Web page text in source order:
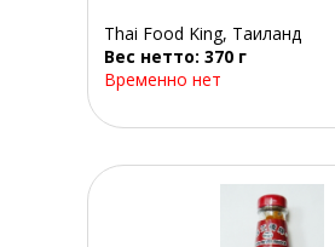
Thai Food King, Таиланд
Вес нетто: 370 г
Временно нет